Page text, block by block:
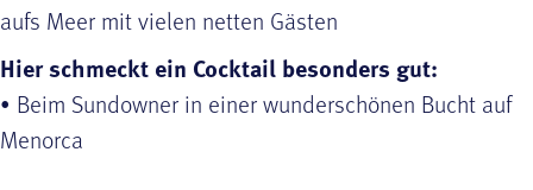
aufs Meer mit vielen netten Gästen
Hier schmeckt ein Cocktail besonders gut:
• Beim Sundowner in einer wunderschönen Bucht auf
Menorca